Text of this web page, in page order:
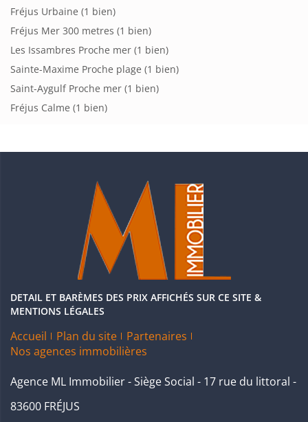
Fréjus Urbaine (1 bien)
Fréjus Mer 300 metres (1 bien)
Les Issambres Proche mer (1 bien)
Sainte-Maxime Proche plage (1 bien)
Saint-Aygulf Proche mer (1 bien)
Fréjus Calme (1 bien)
DETAIL ET BARÈMES DES PRIX AFFICHÉS SUR CE SITE &
MENTIONS LÉGALES
Accueil Plan du site
Partenaires
Nos agences immobilières
Agence ML Immobilier - Siège Social - 17 rue du littoral -
83600 FRÉJUS